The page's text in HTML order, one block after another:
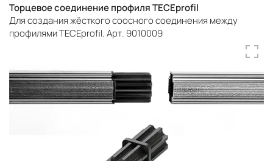
Торцевое соединение профиля TECEprofil
Для создания жёсткого соосного соединения между
профилями TECEprofil. Арт. 9010009